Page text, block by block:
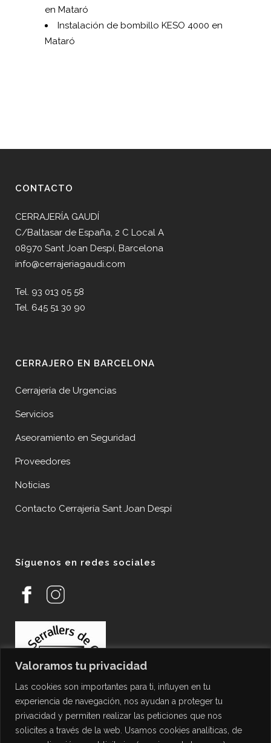
Valoramos tu privacidad
Las cookies son importantes para ti, influyen en tu
experiencia de navegación, nos ayudan a proteger tu
privacidad y permiten realizar las peticiones que nos
solicites a través de la web. Usamos cookies analíticas, de
en Mataró
Instalación de bombillo KESO 4000 en
Mataró
CONTACTO
CERRAJERÍA GAUDÍ
C/Baltasar de España, 2 C Local A
08970 Sant Joan Despí, Barcelona
info@cerrajeriagaudi.com
Tel. 93 013 05 58
Tel. 645 51 30 90
CERRAJERO EN BARCELONA
Cerrajería de Urgencias
Servicios
Aseoramiento en Seguridad
Proveedores
Noticias
Contacto Cerrajería Sant Joan Despí
Síguenos en redes sociales